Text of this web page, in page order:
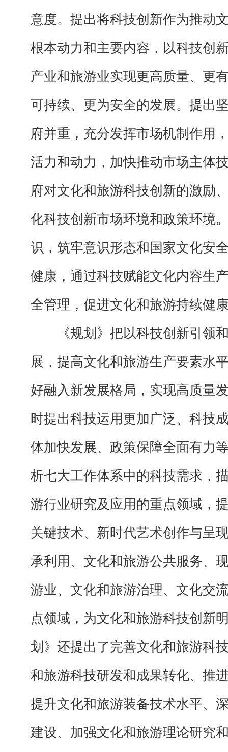
意度。提出将科技创新作为推动
根本动力和主要内容，以科技创
产业和旅游业实现更高质量、更
可持续、更为安全的发展。提出
府并重，充分发挥市场机制作用
活力和动力，加快推动市场主体
府对文化和旅游科技创新的激励
化科技创新市场环境和政策环境
识，筑牢意识形态和国家文化安
健康，通过科技赋能文化内容生
全管理，促进文化和旅游持续健
《规划》把以科技创新引领和
展，提高文化和旅游生产要素水
好融入新发展格局，实现高质量
时提出科技运用更加广泛、科技
体加快发展、政策保障全面有力
析七大工作体系中的科技需求，
游行业研究及应用的重点领域，
关键技术、新时代艺术创作与呈
承利用、文化和旅游公共服务、
游业、文化和旅游治理、文化交
点领域，为文化和旅游科技创新
划》还提出了完善文化和旅游科
和旅游科技研发和成果转化、推
提升文化和旅游装备技术水平、
建设、加强文化和旅游理论研究